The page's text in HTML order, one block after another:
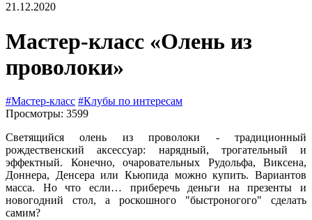
21.12.2020
Мастер-класс «Олень из
проволоки»
#Мастер-класс #Клубы по интересам
Просмотры: 3599
Светящийся олень из проволоки - традиционный
рождественский аксессуар: нарядный, трогательный и
эффектный. Конечно, очаровательных Рудольфа, Виксена,
Доннера, Денсера или Кьюпида можно купить. Вариантов
масса. Но что если… приберечь деньги на презенты и
новогодний стол, а роскошного "быстроногого" сделать
самим?